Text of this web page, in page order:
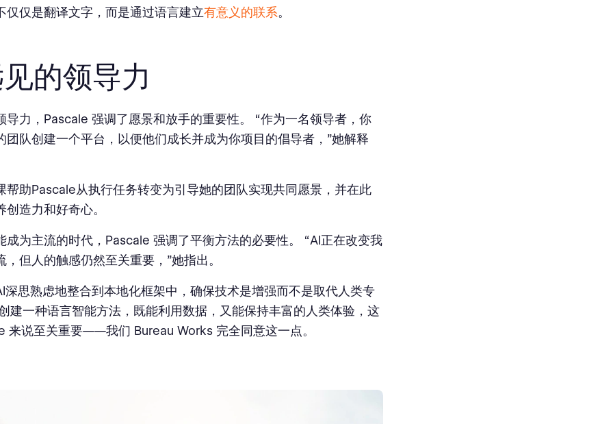
仅仅是翻译文字，而是通过语言建立有意义的联系。
的领导力
导力，Pascale 强调了愿景和放手的重要性。 “作为一名领导者，你
团队创建一个平台，以便他们成长并成为你项目的倡导者，”她解释
帮助Pascale从执行任务转变为引导她的团队实现共同愿景，并在此
创造力和好奇心。
成为主流的时代，Pascale 强调了平衡方法的必要性。 “AI正在改变我
，但人的触感仍然至关重要，”她指出。
深思熟虑地整合到本地化框架中，确保技术是增强而不是取代人类专
建一种语言智能方法，既能利用数据，又能保持丰富的人类体验，这
来说至关重要——我们 Bureau Works 完全同意这一点。